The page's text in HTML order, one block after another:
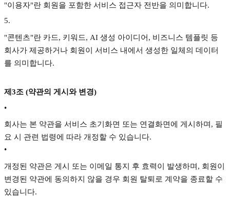
"이용자"란 회원을 포함한 서비스 접근자 전반을 의미합니다.
5.
"콘텐츠"란 카드, 키워드, AI 생성 아이디어, 비즈니스 템플릿 등
회사가 제공하거나 회원이 서비스 내에서 생성한 일체의 데이터
를 의미합니다.
제3조 (약관의 게시와 변경)
•
회사는 본 약관을 서비스 초기화면 또는 연결화면에 게시하며, 필
요 시 관련 법령에 따라 개정할 수 있습니다.
•
개정된 약관은 게시 또는 이메일 통지 후 효력이 발생하며, 회원이
변경된 약관에 동의하지 않을 경우 회원 탈퇴로 계약을 종료할 수
있습니다.